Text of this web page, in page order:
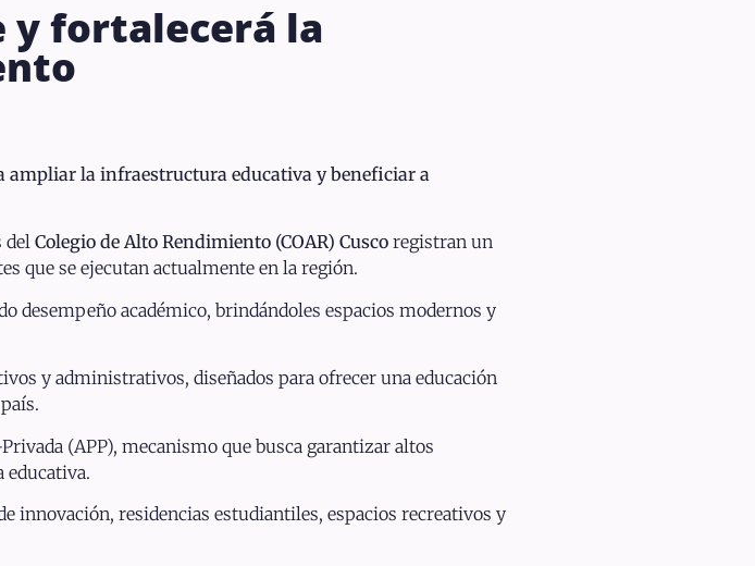
y fortalecerá la
ampliar la infraestructura educativa y beneficiar a
del Colegio de Alto Rendimiento (COAR) Cusco registran un
que se ejecutan actualmente en la región.
académico, brindándoles espacios modernos y
y administrativos, diseñados para ofrecer una educación
(APP), mecanismo que busca garantizar altos
educativa.
innovación, residencias estudiantiles, espacios recreativos y